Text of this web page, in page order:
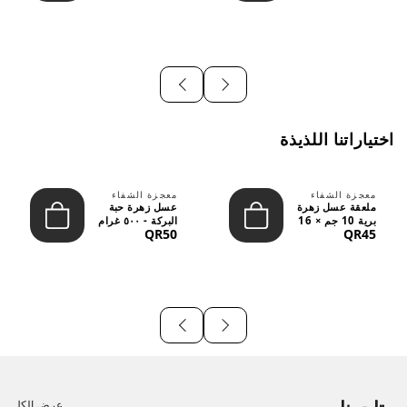
اختياراتنا اللذيذة
معجزة الشفاء
ملعقة عسل زهرة
برية 10 جم × 16
قطعة
QR45
معجزة الشفاء
عسل زهرة حبة
البركة - ٥٠٠ غرام
QR50